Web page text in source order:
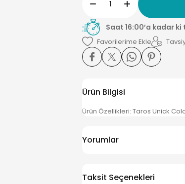
Saat 16:00’a kadar
Ürün Bilgisi
Ürün Özellikleri: Taros Unick
Yorumlar
Taksit Seçenekleri